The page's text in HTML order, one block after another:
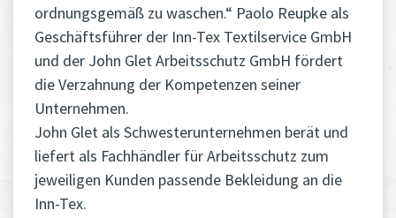
ordnungsgemäß zu waschen.“ Paolo Reupke als
Geschäftsführer der Inn-Tex Textilservice GmbH
und der John Glet Arbeitsschutz GmbH fördert
die Verzahnung der Kompetenzen seiner
Unternehmen.
John Glet als Schwesterunternehmen berät und
liefert als Fachhändler für Arbeitsschutz zum
jeweiligen Kunden passende Bekleidung an die
Inn-Tex.